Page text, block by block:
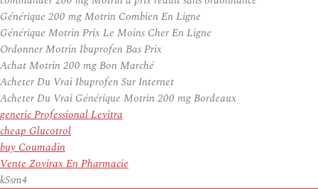
Générique 200 mg Motrin Combien En Ligne
Générique Motrin Prix Le Moins Cher En Ligne
Ordonner Motrin Ibuprofen Bas Prix
Achat Motrin 200 mg Bon Marché
Acheter Du Vrai Ibuprofen Sur Internet
Acheter Du Vrai Générique Motrin 200 mg Bordeaux
generic Professional Levitra
cheap Glucotrol
buy Coumadin
Vente Zovirax En Pharmacie
kSsm4